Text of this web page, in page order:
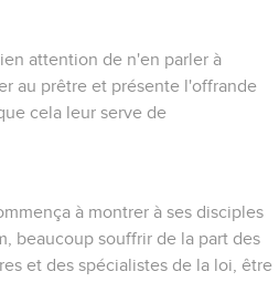
attention de n'en parler à
au prêtre et présente l'offrande
cela leur serve de
à montrer à ses disciples
beaucoup souffrir de la part des
et des spécialistes de la loi, être